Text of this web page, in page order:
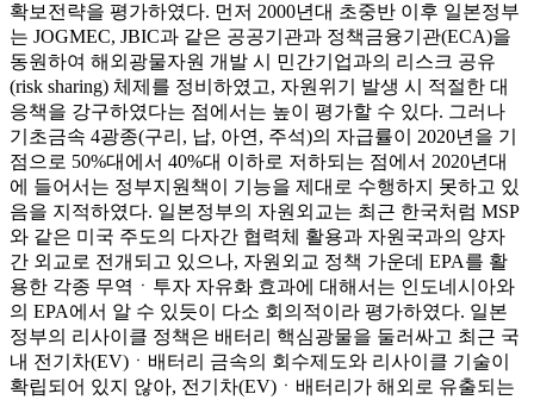
확보전략을 평가하였다. 먼저 2000년대 초중반 이후 일본정부
는 JOGMEC, JBIC과 같은 공공기관과 정책금융기관(ECA)을
동원하여 해외광물자원 개발 시 민간기업과의 리스크 공유
(risk sharing) 체제를 정비하였고, 자원위기 발생 시 적절한 대
응책을 강구하였다는 점에서는 높이 평가할 수 있다. 그러나
기초금속 4광종(구리, 납, 아연, 주석)의 자급률이 2020년을 기
점으로 50%대에서 40%대 이하로 저하되는 점에서 2020년대
에 들어서는 정부지원책이 기능을 제대로 수행하지 못하고 있
음을 지적하였다. 일본정부의 자원외교는 최근 한국처럼 MSP
와 같은 미국 주도의 다자간 협력체 활용과 자원국과의 양자
간 외교로 전개되고 있으나, 자원외교 정책 가운데 EPA를 활
용한 각종 무역ㆍ투자 자유화 효과에 대해서는 인도네시아와
의 EPA에서 알 수 있듯이 다소 회의적이라 평가하였다. 일본
정부의 리사이클 정책은 배터리 핵심광물을 둘러싸고 최근 국
내 전기차(EV)ㆍ배터리 금속의 회수제도와 리사이클 기술이
확립되어 있지 않아, 전기차(EV)ㆍ배터리가 해외로 유출되는